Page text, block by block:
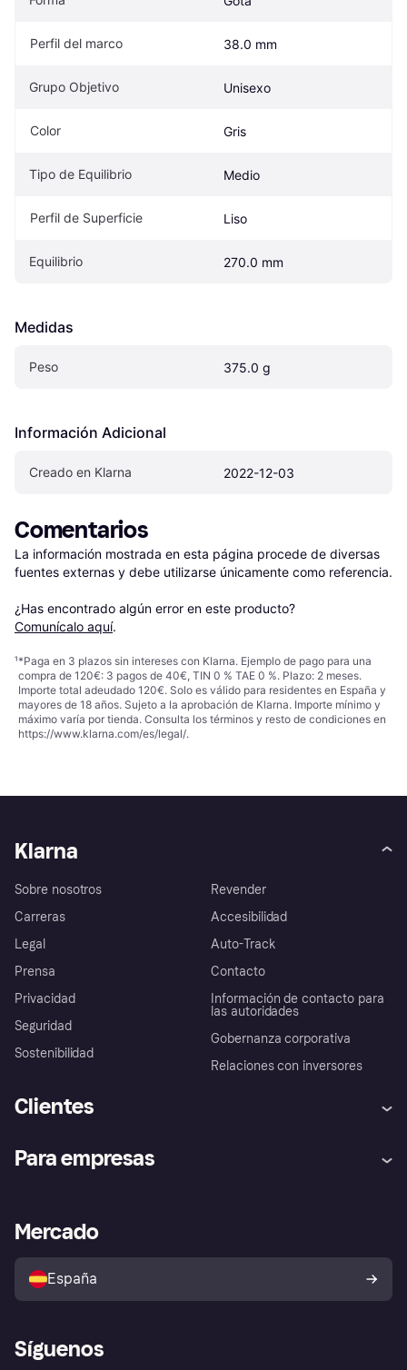
Perfil del marco 38.0 mm
Grupo Objetivo Unisexo
Color Gris
Tipo de Equilibrio Medio
Perfil de Superficie Liso
Equilibrio 270.0 mm
Medidas
Peso 375.0 g
Información Adicional
Creado en Klarna 2022-12-03
Comentarios
La información mostrada en esta página procede de diversas
fuentes externas y debe utilizarse únicamente como referencia.
¿Has encontrado algún error en este producto?
Comunícalo aquí.
¹*Paga en 3 plazos sin intereses con Klarna. Ejemplo de pago para una
compra de 120€: 3 pagos de 40€, TIN 0 % TAE 0 %. Plazo: 2 meses.
Importe total adeudado 120€. Solo es válido para residentes en España y
mayores de 18 años. Sujeto a la aprobación de Klarna. Importe mínimo y
máximo varía por tienda. Consulta los términos y resto de condiciones en
https://www.klarna.com/es/legal/.
Klarna
Sobre nosotros
Carreras
Legal
Prensa
Privacidad
Seguridad
Sostenibilidad
Revender
Accesibilidad
Auto-Track
Contacto
Información de contacto para
las autoridades
Gobernanza corporativa
Relaciones con inversores
Clientes
Inicio de sesión
Directorio de tiendas
Política de protección al
comprador de Klarna
Reclamaciones
Para empresas
Acceso empresas
Mercado
España
Síguenos